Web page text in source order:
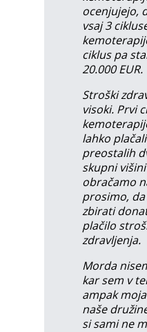
ocenjujejo,
vsaj 3
ciklus pa
20.000 EUR.
Stroški
visoki. Prvi
lahko
preostalih
skupni višini
obračamo
prosimo,
zbirati
plačilo
zdravljenja.
Morda
kar sem v
ampak
naše
si sami ne